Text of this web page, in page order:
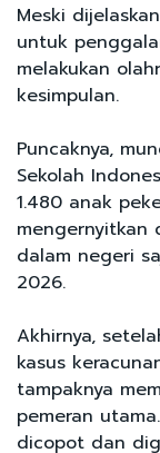
Meski
untuk
melakukan
kesimpulan.
Puncaknya,
Sekolah
1.480 anak
mengernyitkan
dalam negeri
2026.
Akhirnya,
kasus
tampaknya
pemeran
dicopot dan